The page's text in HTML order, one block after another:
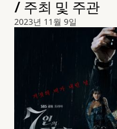
/ 주최 및 주관
2023년 11월 9일